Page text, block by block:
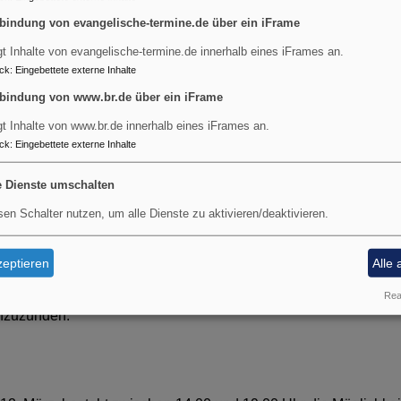
dass Du ihre Seele in Deine ewigen Arme aufnimmst und ihr
Karl und ihren Vater und schenke ihnen die Gewissheit,
der Trauer Deine Gegenwart zu spüren und die Hoffnung
zu bewahren.
in der Christuskirche
in Garmisch gibt es die Möglichkeit, sich in eine
von evangelische-termine.de über ein iFrame
Inhalte von evangelische-termine.de innerhalb eines iFrames an.
: Eingebettete externe Inhalte
von www.br.de über ein iFrame
Inhalte von www.br.de innerhalb eines iFrames an.
: Eingebettete externe Inhalte
Dienste umschalten
Schalter nutzen, um alle Dienste zu aktivieren/deaktivieren.
Alle